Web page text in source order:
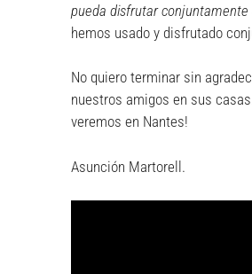
pueda disfrutar conjuntamente
hemos usado y disfrutado
No quiero terminar sin
nuestros amigos en sus
veremos en Nantes!
Asunción Martorell.